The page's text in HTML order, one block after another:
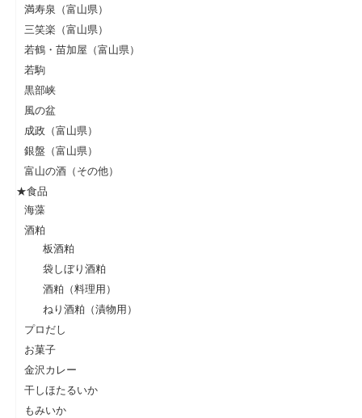
満寿泉（富山県）
三笑楽（富山県）
若鶴・苗加屋（富山県）
若駒
黒部峡
風の盆
成政（富山県）
銀盤（富山県）
富山の酒（その他）
★食品
海藻
酒粕
板酒粕
袋しぼり酒粕
酒粕（料理用）
ねり酒粕（漬物用）
プロだし
お菓子
金沢カレー
干しほたるいか
もみいか